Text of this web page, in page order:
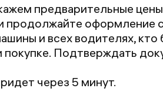
предварительные
оформление
и всех водителях,
Подтверждать
через 5 минут.